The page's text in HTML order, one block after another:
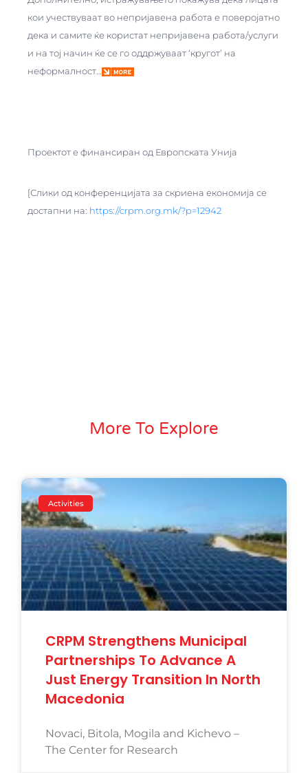
кои учествуваат во непријавена работа е поверојатно
дека и самите ќе користат непријавена работа/услуги
и на тој начин ќе се го оддржуваат ‘кругот’ на
неформалност…
Проектот е финансиран од Европската Унија
[Слики од конференцијата за скриена економија се
достапни на: https://crpm.org.mk/?p=12942
More To Explore
Activities
CRPM Strengthens Municipal
Partnerships To Advance A
Just Energy Transition In North
Macedonia
Novaci, Bitola, Mogila and Kichevo –
The Center for Research